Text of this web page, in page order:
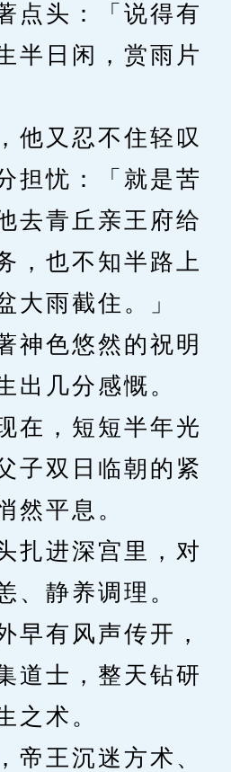
头：「说得有
半日闲，赏雨片
又忍不住轻叹
担忧：「就是苦
去青丘亲王府给
，也不知半路上
大雨截住。」
色悠然的祝明
出几分感慨。
，短短半年光
子双日临朝的紧
然平息。
进深宫里，对
、静养调理。
有风声传开，
道士，整天钻研
之术。
王沉迷方术、